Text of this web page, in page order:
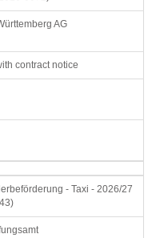
AG
contract notice
- Taxi - 2026/27